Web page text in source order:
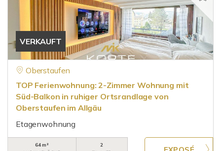
VERKAUFT
Oberstaufen
TOP Ferienwohnung: 2-Zimmer Wohnung mit
Süd-Balkon in ruhiger Ortsrandlage von
Oberstaufen im Allgäu
Etagenwohnung
64 m²
2